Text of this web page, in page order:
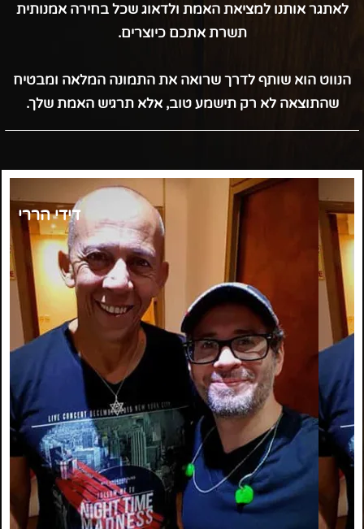
לאתגר אותנו למציאת האמת ולדאוג שכל בחירה אמנותית
תשרת אתכם כיוצרים.
הנווט הוא שותף לדרך שרואה את התמונה המלאה ומבטיח
שהתוצאה לא רק תישמע טוב, אלא תרגיש האמת שלך.
דידי הררי